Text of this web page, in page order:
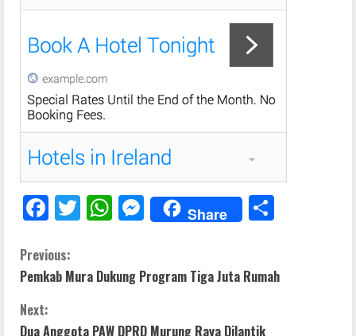
F
e
b
T
er
W
s
M
e
e
Share
e
C
o
n
Previous:
Pemkab Mura Dukung Program Tiga Juta Rumah
Next:
Dua Anggota PAW DPRD Murung Raya Dilantik